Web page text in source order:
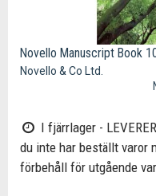
Novello Manuscript Book
Novello & Co Ltd.
I fjärrlager -
du inte har beställt varor
förbehåll för utgående